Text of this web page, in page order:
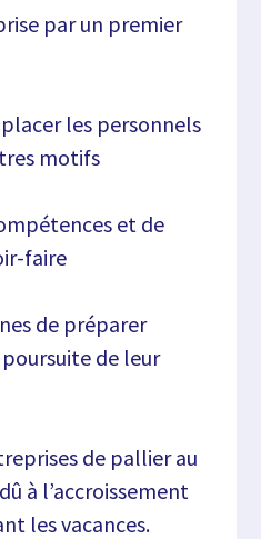
par un premier
les personnels
motifs
et de
faire
de préparer
de leur
de pallier au
à l’accroissement
les vacances.